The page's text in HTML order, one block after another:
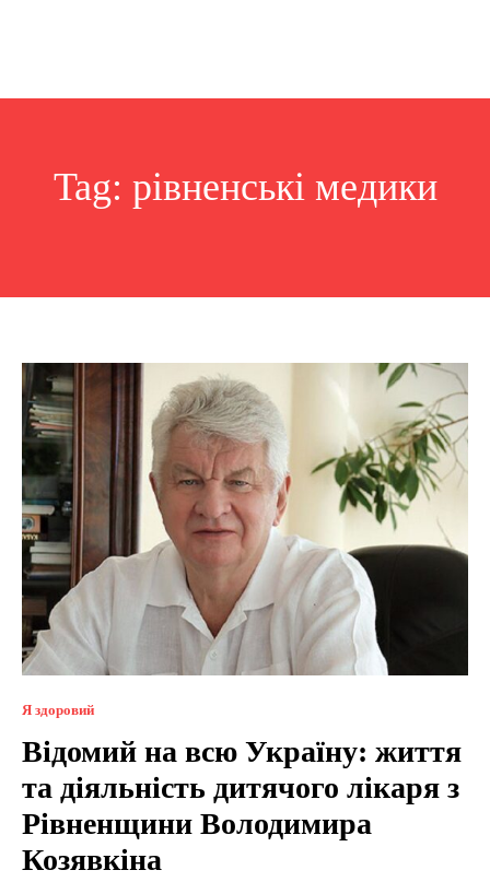
Tag: рівненські медики
Я здоровий
Відомий на всю Україну: життя
та діяльність дитячого лікаря з
Рівненщини Володимира
Козявкіна